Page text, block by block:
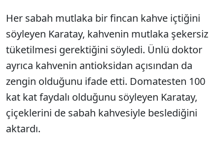
Her sabah mutlaka bir fincan kahve içtiğini
söyleyen Karatay, kahvenin mutlaka şekersiz
tüketilmesi gerektiğini söyledi. Ünlü doktor
ayrıca kahvenin antioksidan açısından da
zengin olduğunu ifade etti. Domatesten 100
kat kat faydalı olduğunu söyleyen Karatay,
çiçeklerini de sabah kahvesiyle beslediğini
aktardı.